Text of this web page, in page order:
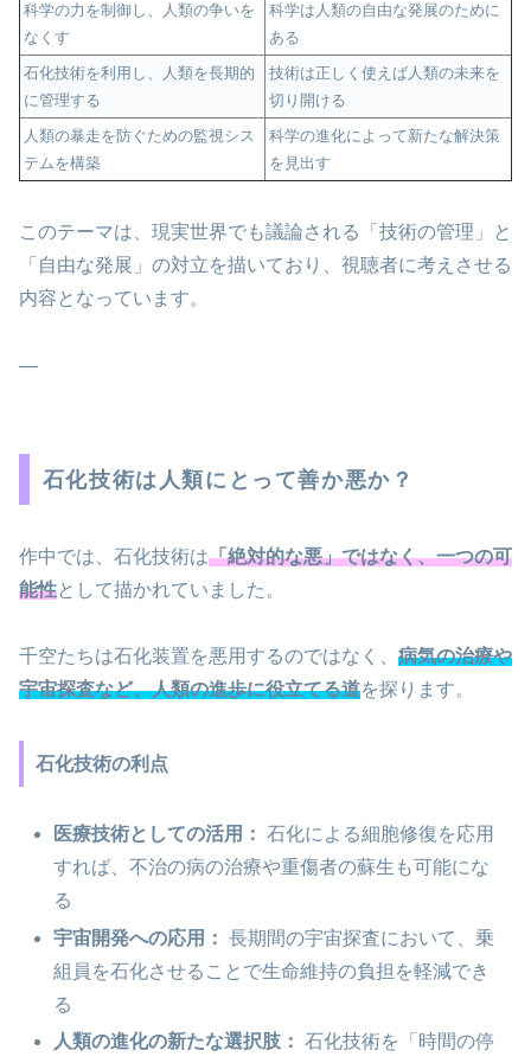
科学の力を制御し、人類の争いを
なくす
科学は人類の自由な発展のために
ある
石化技術を利用し、人類を長期的
に管理する
技術は正しく使えば人類の未来を
切り開ける
人類の暴走を防ぐための監視シス
テムを構築
科学の進化によって新たな解決策
を見出す
このテーマは、現実世界でも議論される「技術の管理」と
「自由な発展」の対立を描いており、視聴者に考えさせる
内容となっています。
—
石化技術は人類にとって善か悪か？
作中では、石化技術は「絶対的な悪」ではなく、一つの可
能性として描かれていました。
千空たちは石化装置を悪用するのではなく、 病気の治療や
宇宙探査など、人類の進歩に役立てる道を探ります。
石化技術の利点
医療技術としての活用： 石化による細胞修復を応用
すれば、不治の病の治療や重傷者の蘇生も可能にな
る
宇宙開発への応用： 長期間の宇宙探査において、乗
組員を石化させることで生命維持の負担を軽減でき
る
人類の進化の新たな選択肢： 石化技術を「時間の停